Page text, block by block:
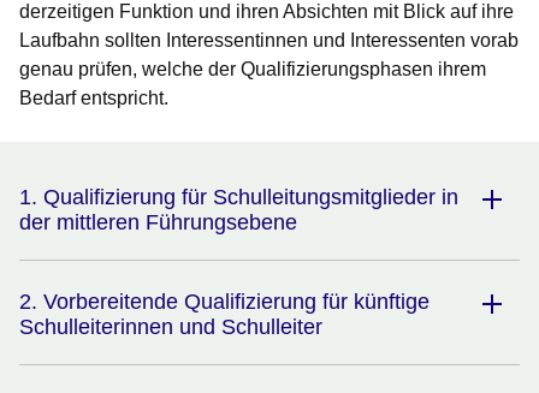
derzeitigen Funktion und ihren Absichten mit Blick auf ihre
Laufbahn sollten Interessentinnen und Interessenten vorab
genau prüfen, welche der Qualifizierungsphasen ihrem
Bedarf entspricht.
1. Qualifizierung für Schulleitungsmitglieder in
der mittleren Führungsebene
2. Vorbereitende Qualifizierung für künftige
Schulleiterinnen und Schulleiter